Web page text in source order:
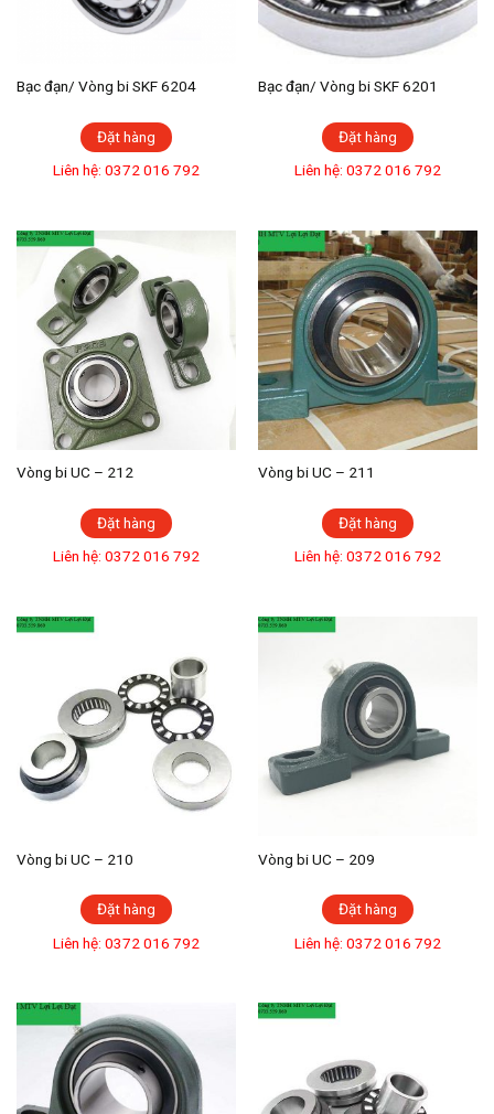
Bạc đạn/ Vòng bi SKF 6204
Đặt hàng
Liên hệ: 0372 016 792
Bạc đạn/ Vòng bi SKF 6201
Đặt hàng
Liên hệ: 0372 016 792
Vòng bi UC – 212
Đặt hàng
Liên hệ: 0372 016 792
Vòng bi UC – 211
Đặt hàng
Liên hệ: 0372 016 792
Vòng bi UC – 210
Đặt hàng
Liên hệ: 0372 016 792
Vòng bi UC – 209
Đặt hàng
Liên hệ: 0372 016 792